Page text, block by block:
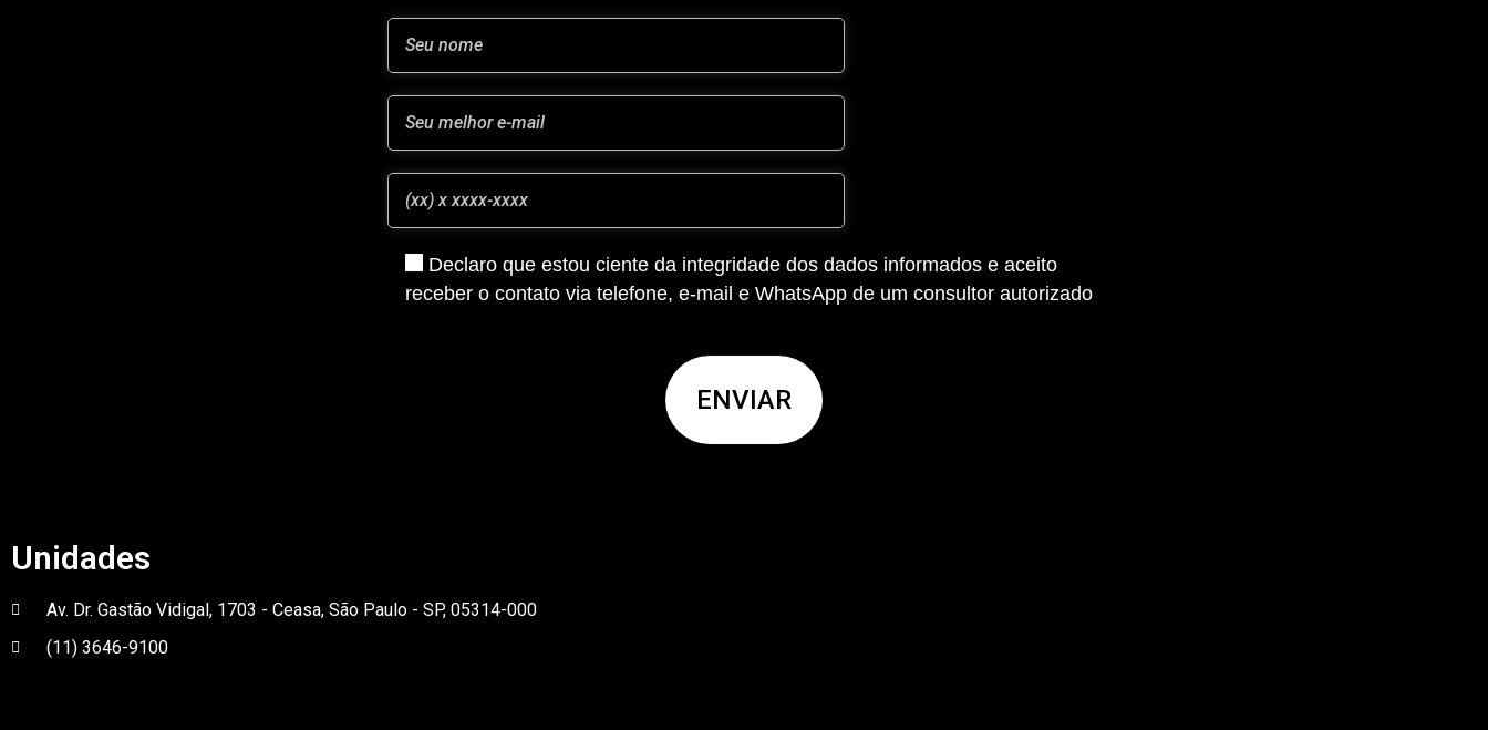
Declaro que estou ciente da integridade dos dados informados e aceito
receber o contato via telefone, e-mail e WhatsApp de um consultor autorizado
Unidades
Av. Dr. Gastão Vidigal, 1703 - Ceasa, São Paulo - SP, 05314-000
(11) 3646-9100